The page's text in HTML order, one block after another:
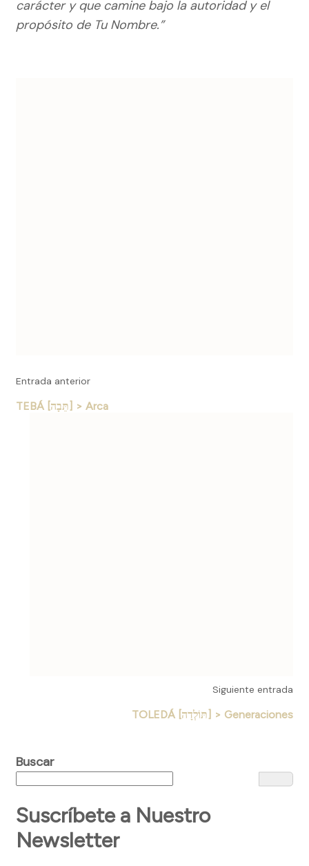
carácter y que camine bajo la autoridad y el
propósito de Tu Nombre.”
Entrada anterior
TEBÁ [תֵּבָה] > Arca
Siguiente entrada
TOLEDÁ [תּוֹלְדָה] > Generaciones
Buscar
Suscríbete a Nuestro
Newsletter